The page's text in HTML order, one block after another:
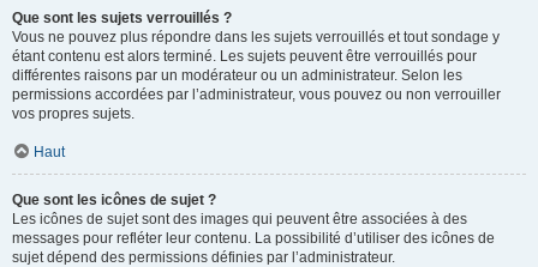
Que sont les sujets verrouillés ?
Vous ne pouvez plus répondre dans les sujets verrouillés et tout sondage y
étant contenu est alors terminé. Les sujets peuvent être verrouillés pour
différentes raisons par un modérateur ou un administrateur. Selon les
permissions accordées par l’administrateur, vous pouvez ou non verrouiller
vos propres sujets.
Haut
Que sont les icônes de sujet ?
Les icônes de sujet sont des images qui peuvent être associées à des
messages pour refléter leur contenu. La possibilité d’utiliser des icônes de
sujet dépend des permissions définies par l’administrateur.